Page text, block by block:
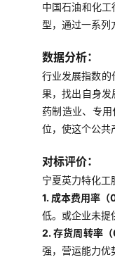
中国石油和化
型，通过一系列
数据分析：
行业发展指数的
果，找出自身发
药制造业、专
位，使这个公共
对标评价：
宁夏英力特化
1. 成本费用率（
低。或企业未提
2. 存货周转率（
强，营运能力优